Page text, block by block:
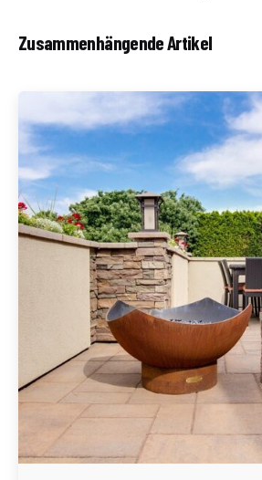
Zusammenhängende Artikel
Geschrieben von
Redaktion Immofragen